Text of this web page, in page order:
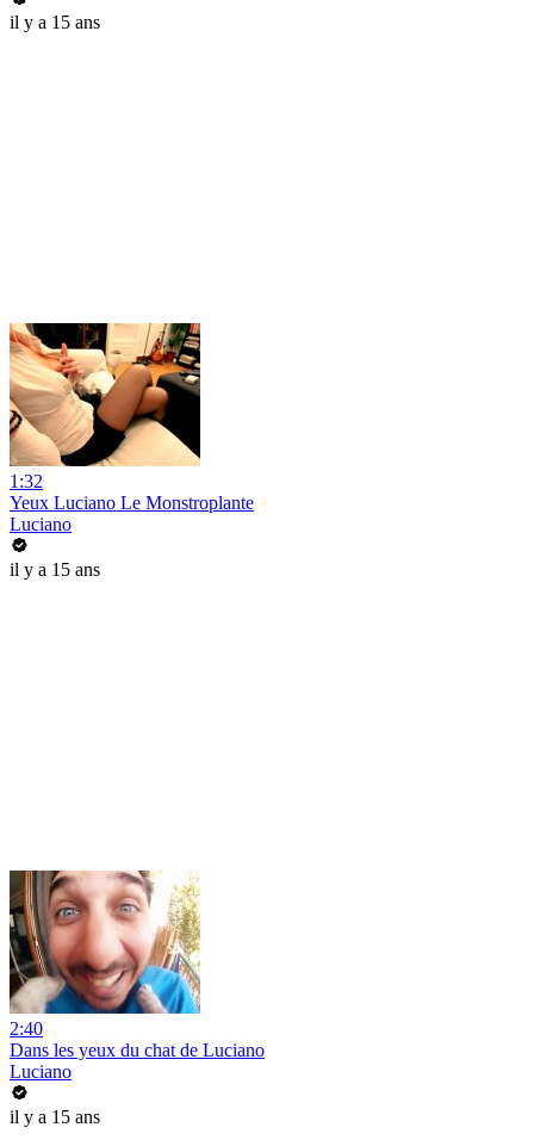
il y a 15 ans
1:32
Yeux Luciano Le Monstroplante
Luciano
il y a 15 ans
2:40
Dans les yeux du chat de Luciano
Luciano
il y a 15 ans